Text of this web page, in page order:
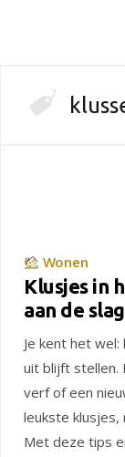
Wonen
Klusjes in
aan de slag
Je kent het
uit blijft stellen.
verf of een
leukste klusjes,
Met deze tips